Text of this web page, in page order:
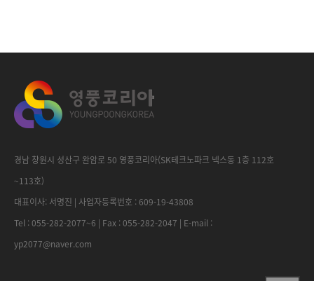
경남 창원시 성산구 완암로 50 영풍코리아(SK테크노파크 넥스동 1층 112호
~113호)
대표이사: 서명진 | 사업자등록번호 : 609-19-43808
Tel : 055-282-2077~6 | Fax : 055-282-2047 | E-mail :
yp2077@naver.com